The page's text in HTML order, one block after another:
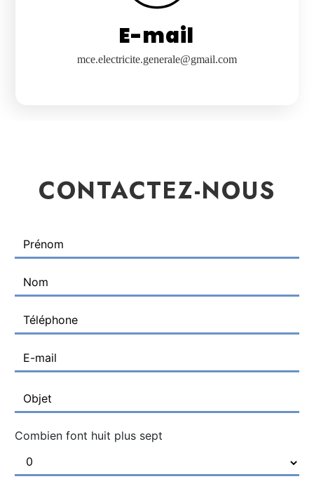
E-mail
mce.electricite.generale@gmail.com
CONTACTEZ-NOUS
Combien font huit plus sept